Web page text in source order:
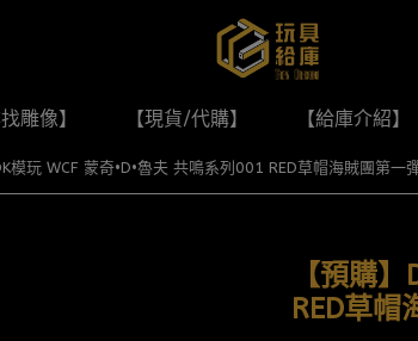
雕像】 【現貨/代購】 【給庫介紹】
模玩 WCF 蒙奇•D•魯夫 共鳴系列001 RED草帽海賊團第一
【預購
RED草帽